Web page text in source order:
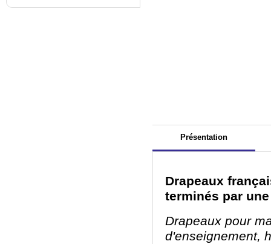
Présentation
Drapeaux
terminés par
Drapeaux pour
d'enseignement,